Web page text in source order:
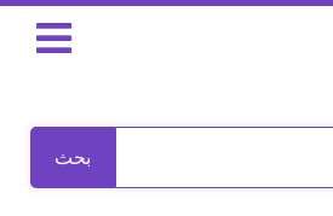
بحث